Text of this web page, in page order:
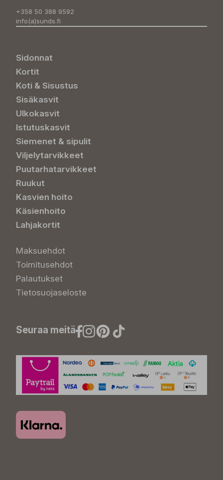
+358 50 388 9592
info(a)sunds.fi
Sidonnat
Kortit
Koti & Sisustus
Sisäkasvit
Ulkokasvit
Istutuskasvit
Siemenet & sipulit
Viljelytarvikkeet
Puutarhatarvikkeet
Ruukut
Kasvien hoito
Käsienhoito
Lahjakortit
Maksuehdot
Toimitusehdot
Palautukset
Tietosuojaseloste
Seuraa meitä